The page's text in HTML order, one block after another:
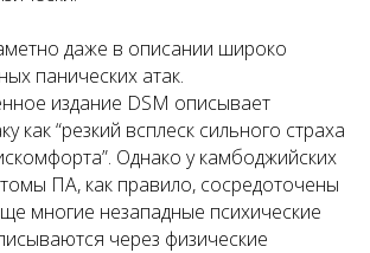
даже в описании широко
панических атак.
издание DSM описывает
как “резкий всплеск сильного страха
Однако у камбоджийских
ПА, как правило, сосредоточены
многие незападные психические
через физические